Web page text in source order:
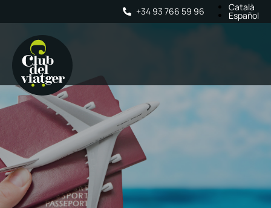
+34 93 766 59 96 Català
Español